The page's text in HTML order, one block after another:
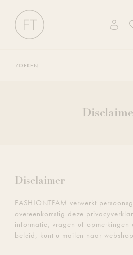
Disclaimer
FASHIONTEAM verwerkt
overeenkomstig deze
informatie, vragen of opmerkingen
beleid, kunt u mailen naar